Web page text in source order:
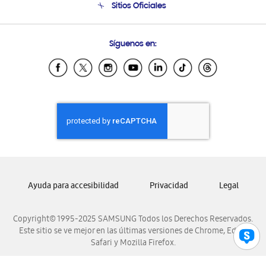
Condiciones de Compra
Soporte vía eMail
Sitios Oficiales
Samsung Ecuador
Samsung El Salvador
Samsung Honduras
Samsung Nicaragua
Samsung Panamá
Samsung Venezuela
Síguenos en:
Copyright© 1995-2025 SAMSUNG Todos los Derechos Reservados.
Este sitio se ve mejor en las últimas versiones de Chrome, Edge,
Safari y Mozilla Firefox.
Ayuda para accesibilidad Privacidad Legal